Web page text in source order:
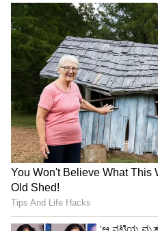
ಸಾಮಾಜಿಕ ತಾಣಗಳಲ್ಲಿ
ಪೋಸ್ಟರ್ ವಿರುದ್ಧ ಕರಾವಳಿ
ಹೊರಕಾಕಿದ್ದಾರೆ.